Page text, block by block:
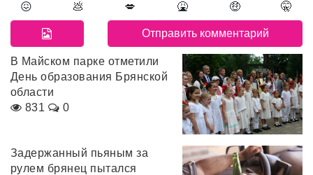
😖 💩 💋 🤮 🤑 🤫
В Майском парке отметили
День образования Брянской
области
831
0
Задержанный пьяным за
рулем брянец пытался